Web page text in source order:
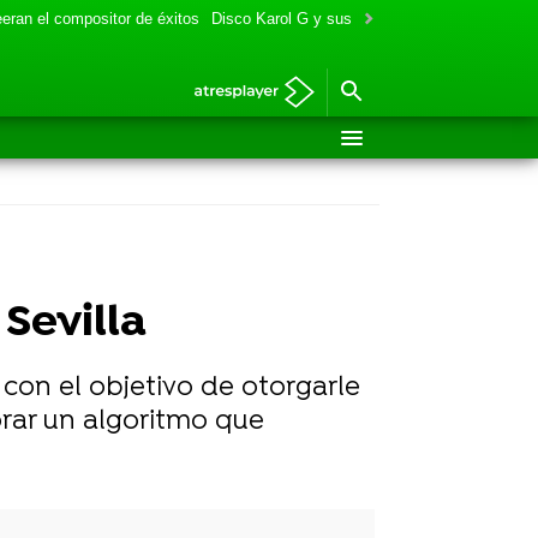
el compositor de éxitos Disco Karol G y sus colaboraciones
el objetivo de otorgarle
un algoritmo que